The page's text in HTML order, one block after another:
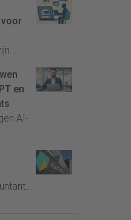
voor
en
AI-